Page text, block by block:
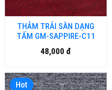
THẢM TRẢI SÀN DẠNG
TẤM GM-SAPPIRE-C11
48,000 đ
Hot